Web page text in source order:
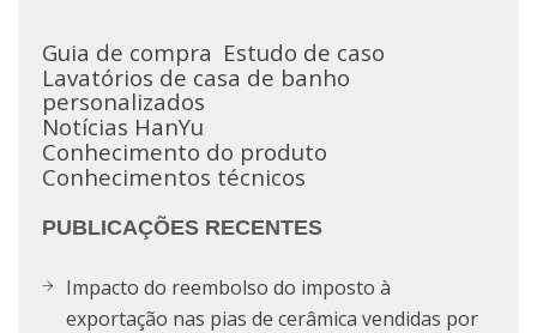
Guia de compra Estudo de caso
Lavatórios de casa de banho
personalizados
Notícias HanYu
Conhecimento do produto
Conhecimentos técnicos
PUBLICAÇÕES RECENTES
Impacto do reembolso do imposto à
exportação nas pias de cerâmica vendidas por